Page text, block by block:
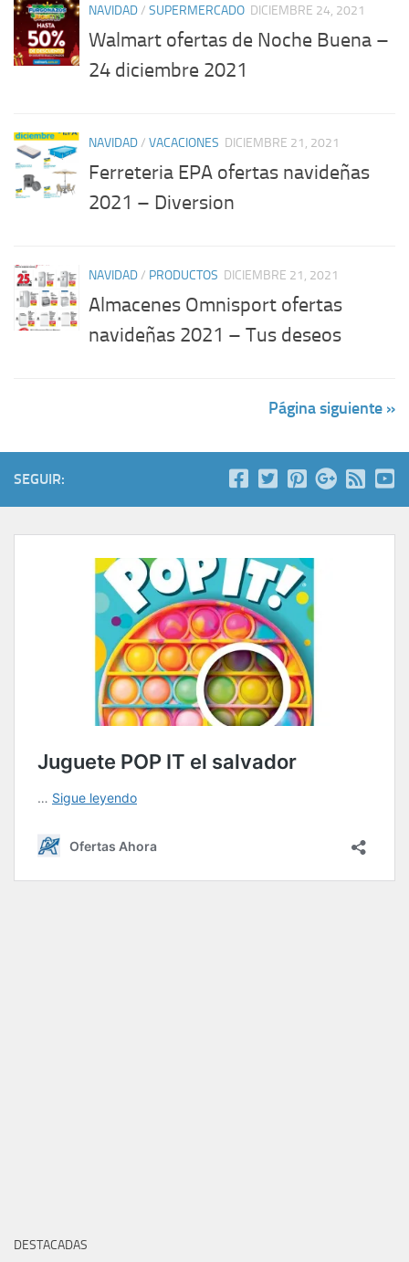
NAVIDAD/ SUPERMERCADO DICIEMBRE 24, 2021
Walmart ofertas de Noche Buena –
24 diciembre 2021
NAVIDAD/ VACACIONES DICIEMBRE 21, 2021
Ferreteria EPA ofertas navideñas
2021 – Diversion
NAVIDAD/ PRODUCTOS DICIEMBRE 21, 2021
Almacenes Omnisport ofertas
navideñas 2021 – Tus deseos
Página siguiente »
SEGUIR:
DESTACADAS